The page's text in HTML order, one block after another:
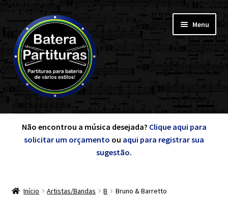
Pular
para
navegação
Pular
para
o
conteúdo
Menu
Cursos
Não encontrou a música desejada? Clique aqui para
solicitar um orçamento ou aqui para registrar sua
sugestão.
Início Artistas/Bandas B Bruno & Barretto